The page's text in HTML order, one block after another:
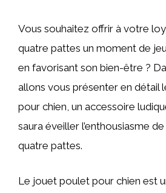
Vous souhaitez offrir à votre
quatre pattes un moment de
en favorisant son bien-être ?
allons vous présenter en détail
pour chien, un accessoire
saura éveiller l’enthousiasme
quatre pattes.
Le jouet poulet pour chien est